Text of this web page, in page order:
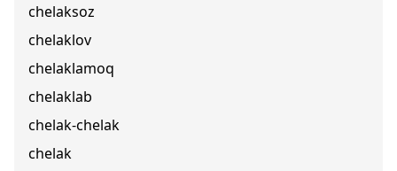
chelaksoz
chelaklov
chelaklamoq
chelaklab
chelak-chelak
chelak